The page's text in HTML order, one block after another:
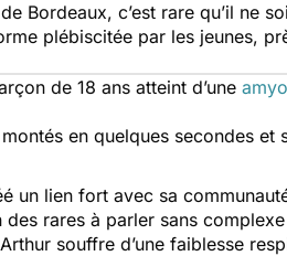
Bordeaux, c’est rare qu’il ne
plébiscitée par les jeunes,
de 18 ans atteint d’une
en quelques secondes et
un lien fort avec sa
des rares à parler sans
souffre d’une faiblesse